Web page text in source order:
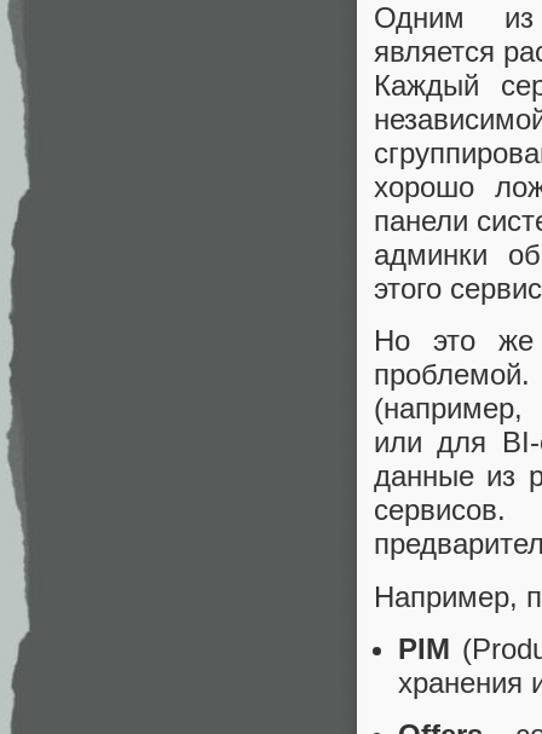
Одним из
является
Каждый
хорошо
панели
админки
этого
Но это же
(например,
или для BI-
данные из
Например,
PIM
хранения